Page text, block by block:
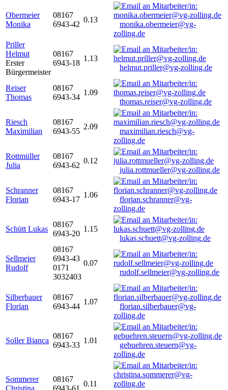
Obermeier
Monika
08167
6943-42
0.13
monika.obermeier@vg-
zolling.de
Priller
Helmut
Erster
Bürgermeister
08167
6943-18
1.13
helmut.priller@vg-zolling.de
Reiser
Thomas
08167
6943-34
1.09
thomas.reiser@vg-zolling.de
Riesch
Maximilian
08167
6943-55
2.09
maximilian.riesch@vg-
zolling.de
Rottmüller
Julia
08167
6943-62
0.12
julia.rottmueller@vg-zolling.de
Schranner
Florian
08167
6943-17
1.06
florian.schranner@vg-
zolling.de
Schütt Lukas
08167
6943-20
1.15
lukas.schuett@vg-zolling.de
Sellmeier
Rudolf
08167
6943-43
0171
3032403
0.07
rudolf.sellmeier@vg-zolling.de
Silberbauer
Florian
08167
6943-44
1.07
florian.silberbauer@vg-
zolling.de
Soller Bianca
08167
6943-33
1.01
gebuehren.steuern@vg-
zolling.de
Sommerer
08167
0.11